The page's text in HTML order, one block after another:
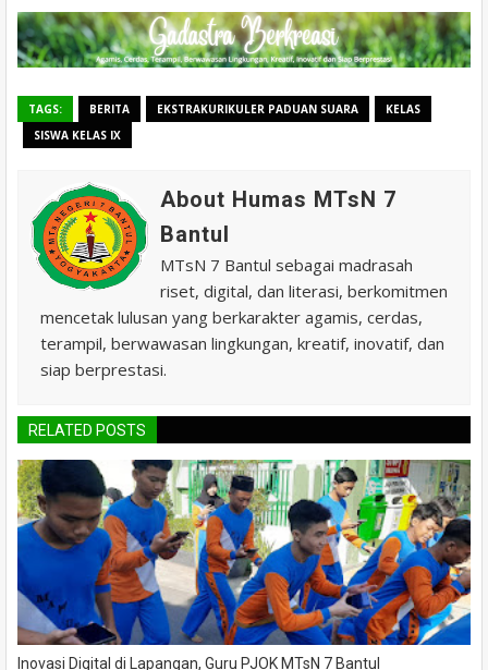
TAGS: BERITA EKSTRAKURIKULER PADUAN SUARA
KELAS
SISWA KELAS IX
About Humas MTsN 7
Bantul
MTsN 7 Bantul sebagai madrasah
riset, digital, dan literasi, berkomitmen
mencetak lulusan yang berkarakter agamis, cerdas,
terampil, berwawasan lingkungan, kreatif, inovatif, dan
siap berprestasi.
RELATED POSTS
Inovasi Digital di Lapangan, Guru PJOK MTsN 7 Bantul